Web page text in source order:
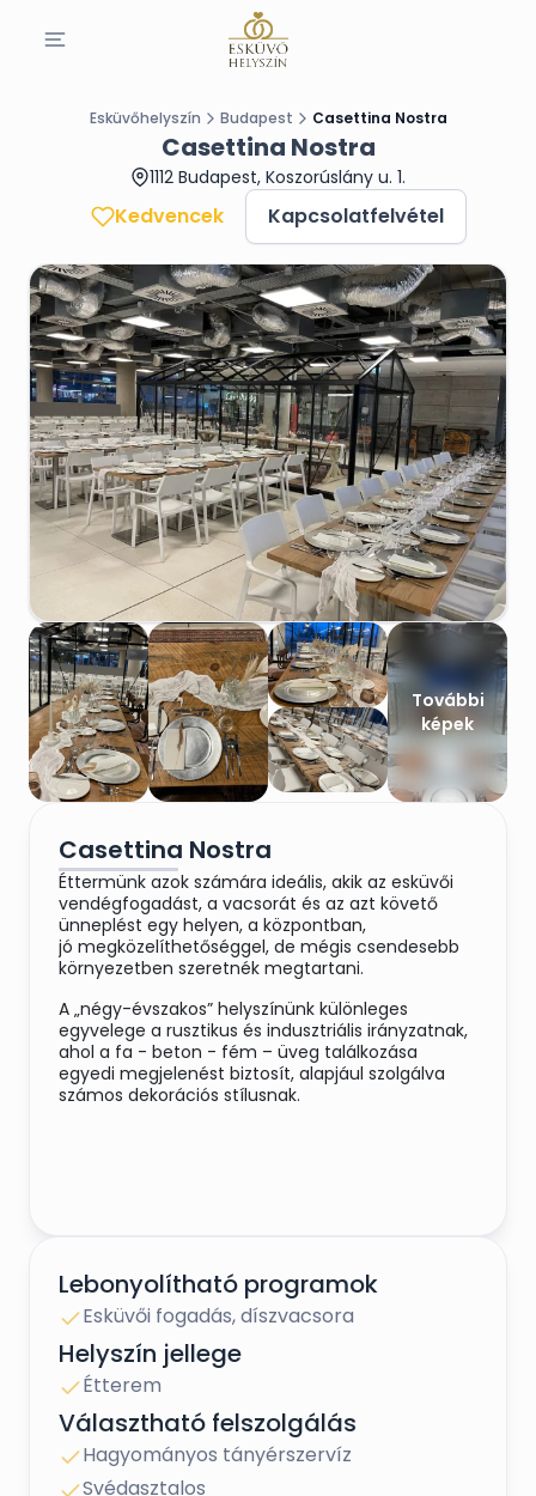
Esküvőhelyszín Budapest Casettina Nostra
Casettina Nostra
1112 Budapest, Koszorúslány u. 1.
Kedvencek Kapcsolatfelvétel
További
képek
Casettina Nostra
Éttermünk azok számára ideális, akik az esküvői
vendégfogadást, a vacsorát és az azt követő
ünneplést egy helyen, a központban,
jó megközelíthetőséggel, de mégis csendesebb
környezetben szeretnék megtartani.
A „négy-évszakos” helyszínünk különleges
egyvelege a rusztikus és indusztriális irányzatnak,
ahol a fa - beton - fém – üveg találkozása
egyedi megjelenést biztosít, alapjául szolgálva
számos dekorációs stílusnak.
Lebonyolítható programok
Esküvői fogadás, díszvacsora
Helyszín jellege
Étterem
Választható felszolgálás
Hagyományos tányérszervíz
Svédasztalos